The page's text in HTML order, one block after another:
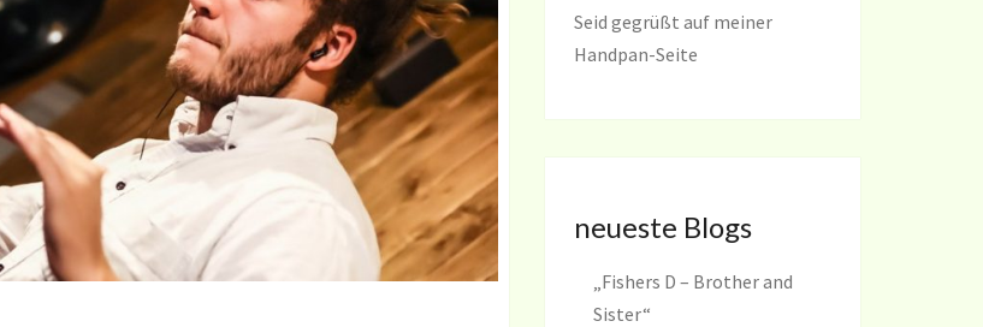
Seid gegrüßt auf meiner
Handpan-Seite
neueste Blogs
„Fishers D – Brother and
Sister“